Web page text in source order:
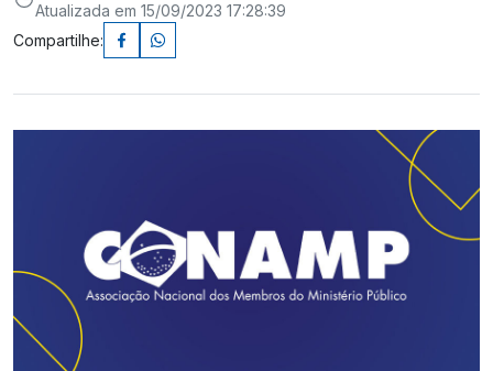
Atualizada em 15/09/2023 17:28:39
Compartilhe: